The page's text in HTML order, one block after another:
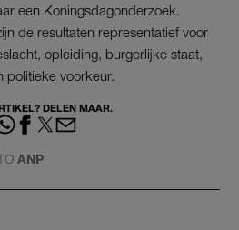
een Koningsdagonderzoek.
de resultaten representatief voor
opleiding, burgerlijke staat,
politieke voorkeur.
DELEN MAAR.
ANP